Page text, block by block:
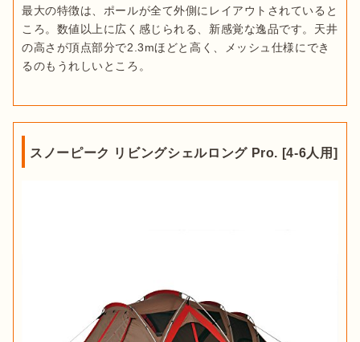
最大の特徴は、ポールが全て外側にレイアウトされていると
ころ。数値以上に広く感じられる、新感覚な逸品です。天井
の高さが頂点部分で2.3mほどと高く、メッシュ仕様にでき
るのもうれしいところ。
スノーピーク リビングシェルロング Pro. [4-6人用]